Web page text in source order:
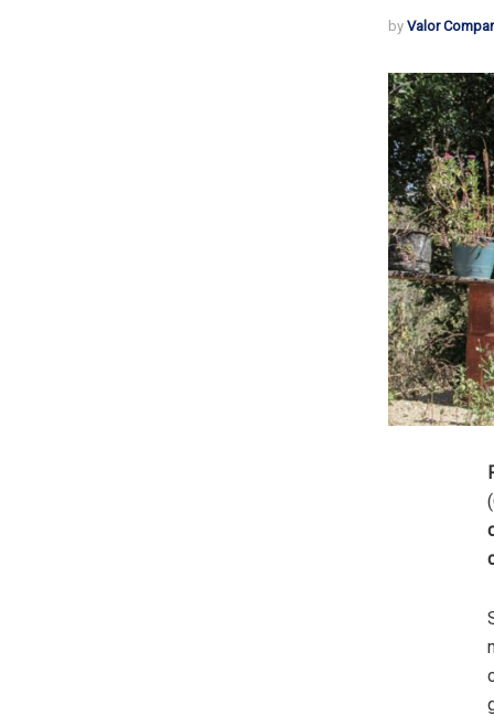
by Valor